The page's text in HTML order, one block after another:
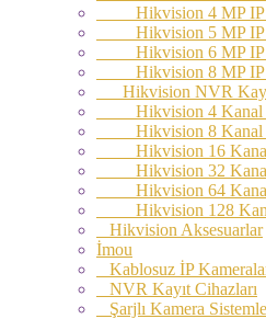
Hikvision 4 MP IP
Hikvision 5 MP IP
Hikvision 6 MP IP
Hikvision 8 MP IP
Hikvision NVR
Hikvision 4 Kanal
Hikvision 8 Kanal
Hikvision 16 Kanal
Hikvision 32 Kanal
Hikvision 64 Kanal
Hikvision 128
Hikvision Aksesuarlar
İmou
Kablosuz İP
NVR Kayıt Cihazları
Şarjlı Kamera